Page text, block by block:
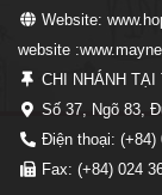
Website:
website
CHI NHÁNH TẠI
Số 37, Ngõ 83,
Điện thoại: (+84)
Fax: (+84) 024